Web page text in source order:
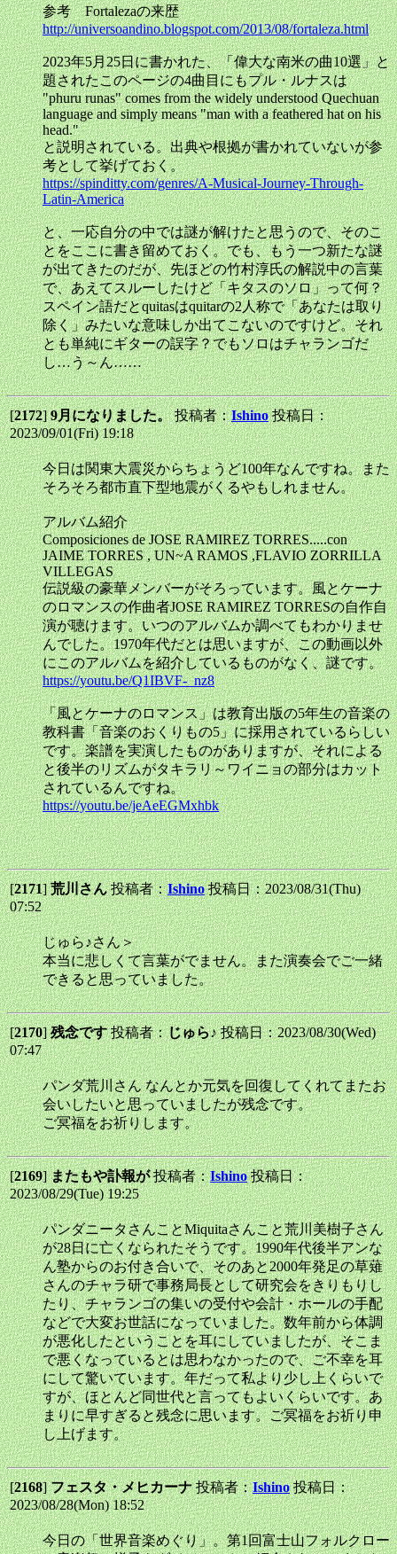
参考 Fortalezaの来歴
http://universoandino.blogspot.com/2013/08/fortaleza.html
2023年5月25日に書かれた、「偉大な南米の曲10選」と
題されたこのページの4曲目にもプル・ルナスは
"phuru runas" comes from the widely understood Quechuan
language and simply means "man with a feathered hat on his
head."
と説明されている。出典や根拠が書かれていないが参
考として挙げておく。
https://spinditty.com/genres/A-Musical-Journey-Through-
Latin-America
と、一応自分の中では謎が解けたと思うので、そのこ
とをここに書き留めておく。でも、もう一つ新たな謎
が出てきたのだが、先ほどの竹村淳氏の解説中の言葉
で、あえてスルーしたけど「キタスのソロ」って何？
スペイン語だとquitasはquitarの2人称で「あなたは取り
除く」みたいな意味しか出てこないのですけど。それ
とも単純にギターの誤字？でもソロはチャランゴだ
し…う～ん……
[2172]9月になりました。投稿者：Ishino 投稿日：
2023/09/01(Fri) 19:18
今日は関東大震災からちょうど100年なんですね。また
そろそろ都市直下型地震がくるやもしれません。
アルバム紹介
Composiciones de JOSE RAMIREZ TORRES.....con
JAIME TORRES , UN~A RAMOS ,FLAVIO ZORRILLA
VILLEGAS
伝説級の豪華メンバーがそろっています。風とケーナ
のロマンスの作曲者JOSE RAMIREZ TORRESの自作自
演が聴けます。いつのアルバムか調べてもわかりませ
んでした。1970年代だとは思いますが、この動画以外
にこのアルバムを紹介しているものがなく、謎です。
https://youtu.be/Q1IBVF-_nz8
「風とケーナのロマンス」は教育出版の5年生の音楽の
教科書「音楽のおくりもの5」に採用されているらしい
です。楽譜を実演したものがありますが、それによる
と後半のリズムがタキラリ～ワイニョの部分はカット
されているんですね。
https://youtu.be/jeAeEGMxhbk
[2171]荒川さん投稿者：Ishino 投稿日：2023/08/31(Thu)
07:52
じゅら♪さん＞
本当に悲しくて言葉がでません。また演奏会でご一緒
できると思っていました。
[2170]残念です投稿者：じゅら♪投稿日：2023/08/30(Wed)
07:47
パンダ荒川さん なんとか元気を回復してくれてまたお
会いしたいと思っていましたが残念です。
ご冥福をお祈りします。
[2169]またもや訃報が投稿者：Ishino 投稿日：
2023/08/29(Tue) 19:25
パンダニータさんことMiquitaさんこと荒川美樹子さん
が28日に亡くなられたそうです。1990年代後半アンな
ん塾からのお付き合いで、そのあと2000年発足の草薙
さんのチャラ研で事務局長として研究会をきりもりし
たり、チャランゴの集いの受付や会計・ホールの手配
などで大変お世話になっていました。数年前から体調
が悪化したということを耳にしていましたが、そこま
で悪くなっているとは思わなかったので、ご不幸を耳
にして驚いています。年だって私より少し上くらいで
すが、ほとんど同世代と言ってもよいくらいです。あ
まりに早すぎると残念に思います。ご冥福をお祈り申
し上げます。
[2168]フェスタ・メヒカーナ投稿者：Ishino 投稿日：
2023/08/28(Mon) 18:52
今日の「世界音楽めぐり」。第1回富士山フォルクロー